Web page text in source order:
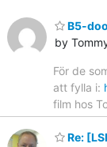
B5-
by
För de
att fylla i:
film hos
Re: